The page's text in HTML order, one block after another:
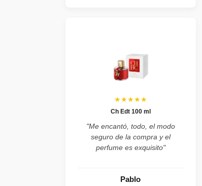
★★★★★
Ch Edt 100 ml
"Me encantó, todo, el modo
seguro de la compra y el
perfume es exquisito"
Pablo